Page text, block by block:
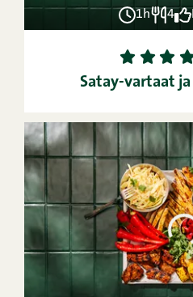
1h 4
1 2 3 4
Satay-vartaat